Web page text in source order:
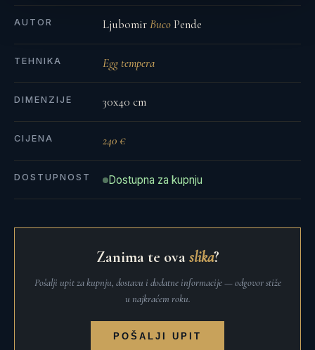
AUTOR LjubomirBucoPende
TEHNIKA Egg tempera
DIMENZIJE 30x40 cm
CIJENA 240 €
DOSTUPNOST Dostupna za kupnju
Zanima te ovaslika?
Pošalji upit za kupnju, dostavu i dodatne informacije — odgovor stiže
u najkraćem roku.
POŠALJI UPIT